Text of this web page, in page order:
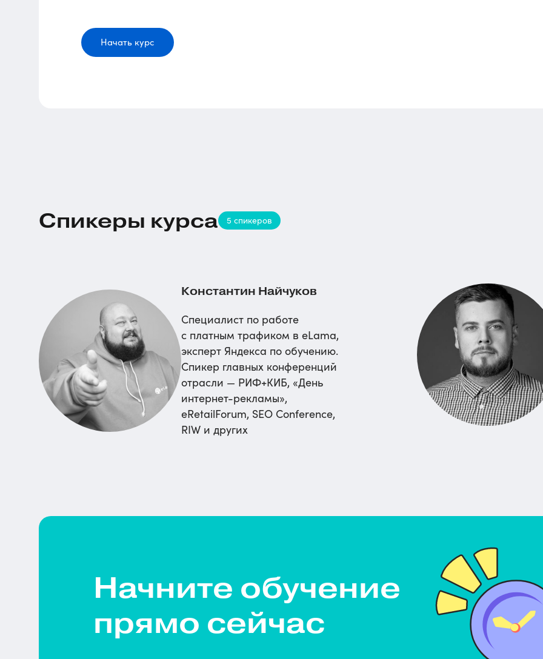
Начать курс
Спикеры курса 5 спикеров
Константин Найчуков
Специалист по работе
с платным трафиком в eLama,
эксперт Яндекса по обучению.
Спикер главных конференций
отрасли — РИФ+КИБ, «День
интернет-рекламы»,
eRetailForum, SEO Conference,
RIW и других
Начните обучение
прямо сейчас